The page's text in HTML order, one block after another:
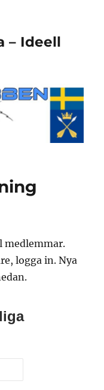
– Ideell
medlemmar.
logga in. Nya